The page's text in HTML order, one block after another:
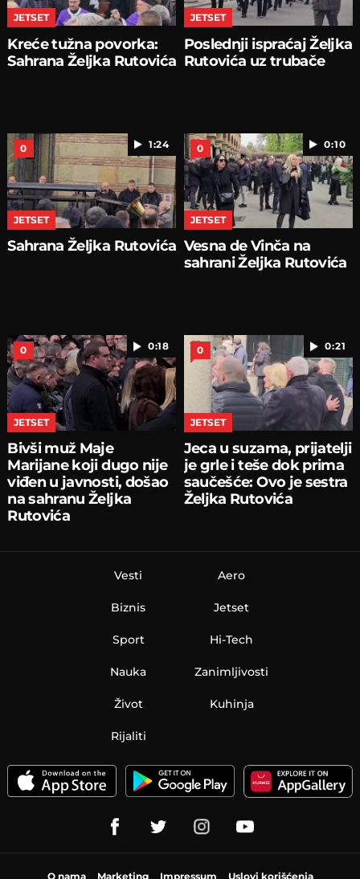
JETSET
Kreće tužna povorka:
Sahrana Željka Rutovića
JETSET
Poslednji ispraćaj Željka
Rutovića uz trubače
1:24
0
JETSET
Sahrana Željka Rutovića
0:10
0
JETSET
Vesna de Vinča na
sahrani Željka Rutovića
0:18
0
JETSET
Bivši muž Maje
Marijane koji dugo nije
viđen u javnosti, došao
na sahranu Željka
Rutovića
0:21
0
JETSET
Jeca u suzama, prijatelji
je grle i teše dok prima
saučešće: Ovo je sestra
Željka Rutovića
Vesti
Biznis
Sport
Nauka
Aero
Jetset
Hi-Tech
Zanimljivosti
Život Kuhinja
Rijaliti
O nama Marketing Impressum Uslovi korišćenja